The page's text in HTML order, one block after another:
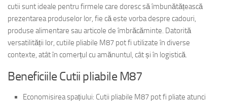
cutii sunt ideale pentru firmele care doresc să îmbunătățească
prezentarea produselor lor, fie că este vorba despre cadouri,
produse alimentare sau articole de îmbrăcăminte. Datorită
versatilității lor, cutiile pliabile M87 pot fi utilizate în diverse
contexte, atât în comerțul cu amănuntul, cât și în logistică.
Beneficiile Cutii pliabile M87
Economisirea spațiului: Cutii pliabile M87 pot fi pliate atunci